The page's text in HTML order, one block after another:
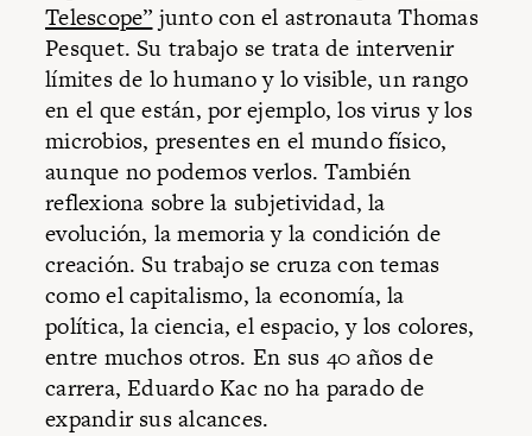
Telescope” junto con el astronauta Thomas
Pesquet. Su trabajo se trata de intervenir
límites de lo humano y lo visible, un rango
en el que están, por ejemplo, los virus y los
microbios, presentes en el mundo físico,
aunque no podemos verlos. También
reflexiona sobre la subjetividad, la
evolución, la memoria y la condición de
creación. Su trabajo se cruza con temas
como el capitalismo, la economía, la
política, la ciencia, el espacio, y los colores,
entre muchos otros. En sus 40 años de
carrera, Eduardo Kac no ha parado de
expandir sus alcances.